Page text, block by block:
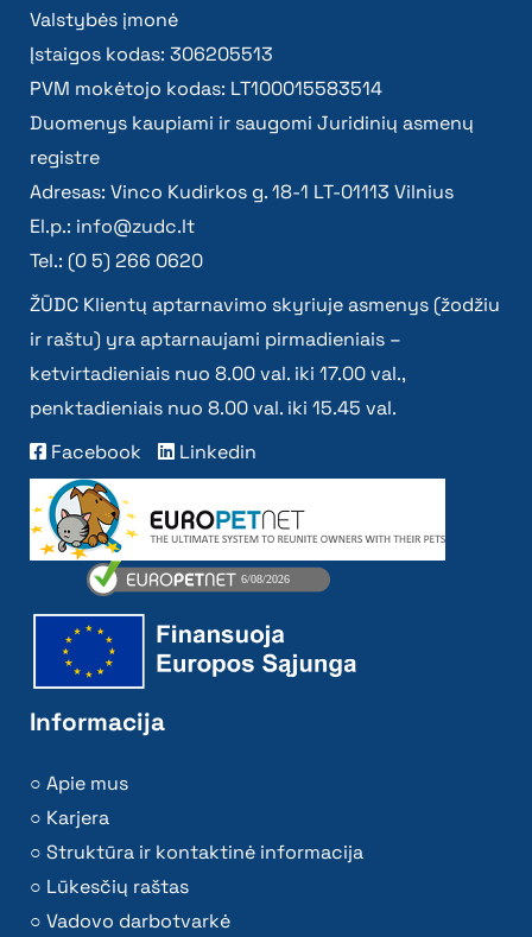
Valstybės įmonė
Įstaigos kodas: 306205513
PVM mokėtojo kodas: LT100015583514
Duomenys kaupiami ir saugomi Juridinių asmenų
registre
Adresas: Vinco Kudirkos g. 18-1 LT-01113 Vilnius
El.p.: info@zudc.lt
Tel.: (0 5) 266 0620
ŽŪDC Klientų aptarnavimo skyriuje asmenys (žodžiu
ir raštu) yra aptarnaujami pirmadieniais –
ketvirtadieniais nuo 8.00 val. iki 17.00 val.,
penktadieniais nuo 8.00 val. iki 15.45 val.
Facebook
Linkedin
Informacija
Apie mus
Karjera
Struktūra ir kontaktinė informacija
Lūkesčių raštas
Vadovo darbotvarkė